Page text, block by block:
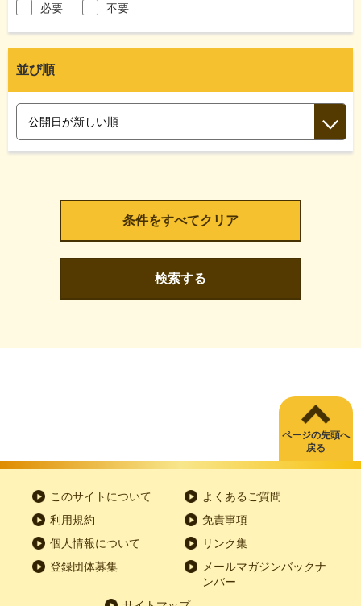
必要 不要
並び順
検索する
ページの先頭へ
戻る
このサイトについて
よくあるご質問
利用規約
免責事項
個人情報について
リンク集
登録団体募集
メールマガジンバックナ
ンバー